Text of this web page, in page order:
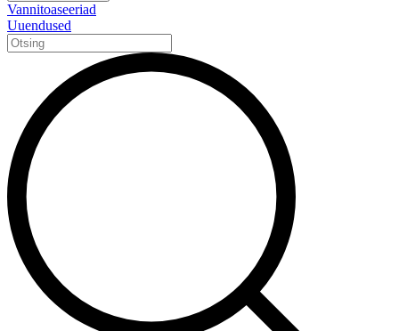
Vannitoaseeriad
Uuendused